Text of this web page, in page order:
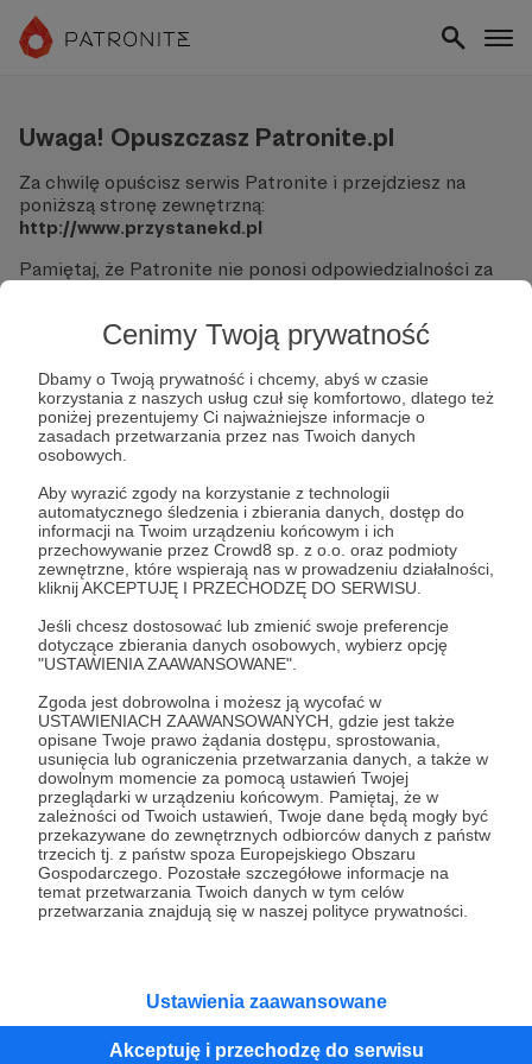
Cenimy Twoją prywatność
Dbamy o Twoją prywatność i chcemy, abyś w czasie
korzystania z naszych usług czuł się komfortowo, dlatego też
poniżej prezentujemy Ci najważniejsze informacje o
zasadach przetwarzania przez nas Twoich danych
osobowych.
Aby wyrazić zgody na korzystanie z technologii
automatycznego śledzenia i zbierania danych, dostęp do
informacji na Twoim urządzeniu końcowym i ich
przechowywanie przez Crowd8 sp. z o.o. oraz podmioty
zewnętrzne, które wspierają nas w prowadzeniu działalności,
kliknij AKCEPTUJĘ I PRZECHODZĘ DO SERWISU.
Jeśli chcesz dostosować lub zmienić swoje preferencje
dotyczące zbierania danych osobowych, wybierz opcję
"USTAWIENIA ZAAWANSOWANE".
Zgoda jest dobrowolna i możesz ją wycofać w
USTAWIENIACH ZAAWANSOWANYCH, gdzie jest także
opisane Twoje prawo żądania dostępu, sprostowania,
usunięcia lub ograniczenia przetwarzania danych, a także w
dowolnym momencie za pomocą ustawień Twojej
przeglądarki w urządzeniu końcowym. Pamiętaj, że w
zależności od Twoich ustawień, Twoje dane będą mogły być
przekazywane do zewnętrznych odbiorców danych z państw
trzecich tj. z państw spoza Europejskiego Obszaru
Gospodarczego. Pozostałe szczegółowe informacje na
temat przetwarzania Twoich danych w tym celów
przetwarzania znajdują się w naszej polityce prywatności.
Ustawienia zaawansowane
Akceptuję i przechodzę do serwisu
Uwaga! Opuszczasz Patronite.pl
Za chwilę opuścisz serwis Patronite i przejdziesz na
poniższą stronę zewnętrzną:
http://www.przystanekd.pl
Pamiętaj, że Patronite nie ponosi odpowiedzialności za
Nie podawaj swoich danych logowania ani informacji
finansowych na podjerzanych stronach.
Sprawdź dokładnie adres URL, zanim klikniesz przycisk
"Tak, przejdź do strony".
Jeśli masz wątpliwości, wróć do Patronite i zweryfikuj
link.
Czy na pewno chcesz kontynuować?
Tak, przejdź do strony
Kategorie
O Patronite
Dodatkowe produkty
Pomoc
RegulaminPolityka prywatnościPatronite Commons
Unia Europejska